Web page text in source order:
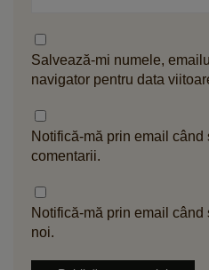
Salvează-mi numele,
navigator pentru data
Notifică-mă prin email când
comentarii.
Notifică-mă prin email
noi.